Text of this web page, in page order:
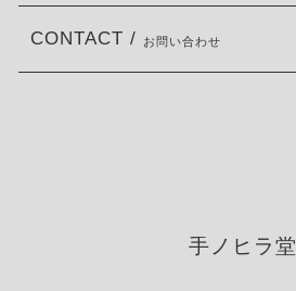
手ノヒラ堂
CONTACT / お問い合わせ